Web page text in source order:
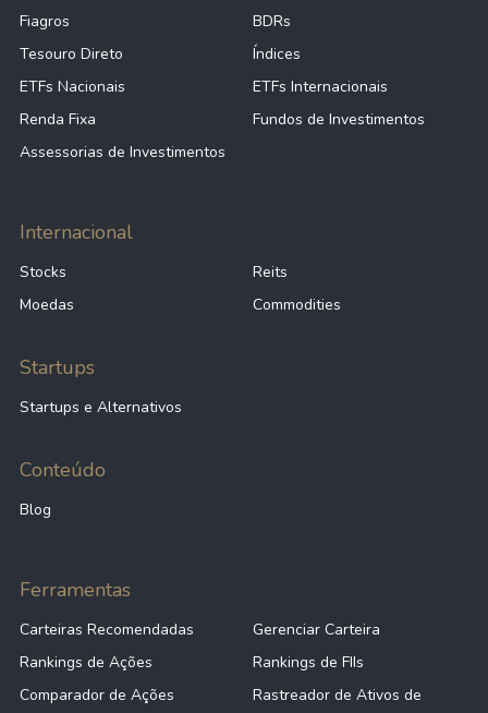
Fiagros
BDRs
Tesouro Direto
Índices
ETFs Nacionais
ETFs Internacionais
Renda Fixa
Fundos de Investimentos
Assessorias de Investimentos
Internacional
Stocks
Reits
Moedas
Commodities
Startups
Startups e Alternativos
Conteúdo
Blog
Ferramentas
Carteiras Recomendadas
Gerenciar Carteira
Rankings de Ações
Rankings de FIIs
Comparador de Ações
Rastreador de Ativos de